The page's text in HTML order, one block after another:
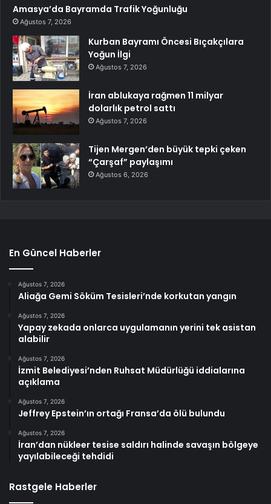
Amasya’da Bayramda Trafik Yoğunluğu
Ağustos 7, 2026
Kurban Bayramı Öncesi Bıçakçılara
Yoğun İlgi
Ağustos 7, 2026
İran ablukaya rağmen 11 milyar
dolarlık petrol sattı
Ağustos 7, 2026
Tijen Mergen’den büyük tepki çeken
“Çarşaf” paylaşımı
Ağustos 6, 2026
En Güncel Haberler
Ağustos 7, 2026
Aliağa Gemi Söküm Tesisleri’nde korkutan yangın
Ağustos 7, 2026
Yapay zekada onlarca uygulamanın yerini tek asistan
alabilir
Ağustos 7, 2026
İzmit Belediyesi’nden Ruhsat Müdürlüğü iddialarına
açıklama
Ağustos 7, 2026
Jeffrey Epstein’ın ortağı Fransa’da ölü bulundu
Ağustos 7, 2026
İran’dan nükleer tesise saldırı halinde savaşın bölgeye
yayılabileceği tehdidi
Rastgele Haberler